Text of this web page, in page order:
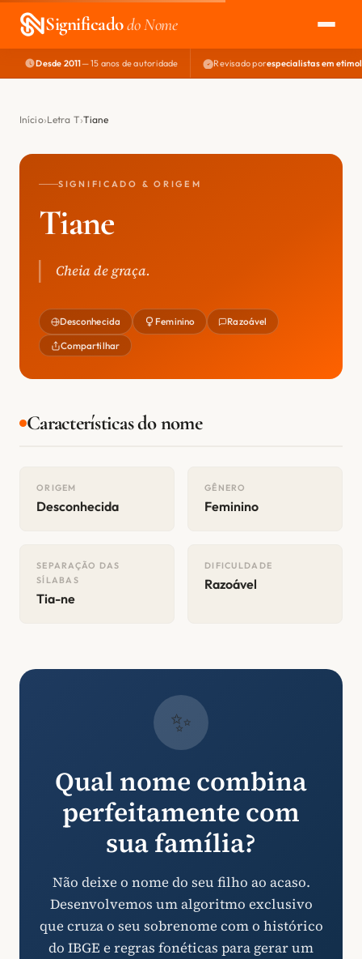
Significadodo Nome
EXPLORAR
NOME PERFEITO
Desde 2011— 15 anos de autoridade Revisado porespecialistas em
Início Letra T Tiane
SIGNIFICADO & ORIGEM
Tiane
Cheia de graça.
Desconhecida Feminino Razoável
Compartilhar
Características do nome
ORIGEM
Desconhecida
GÊNERO
Feminino
SEPARAÇÃO DAS
SÍLABAS
Tia-ne
DIFICULDADE
Razoável
✨
Qual nome combina
perfeitamente com
sua família?
Não deixe o nome do seu filho ao acaso.
Desenvolvemos um algoritmo exclusivo
que cruza o seu sobrenome com o histórico
do IBGE e regras fonéticas para gerar um